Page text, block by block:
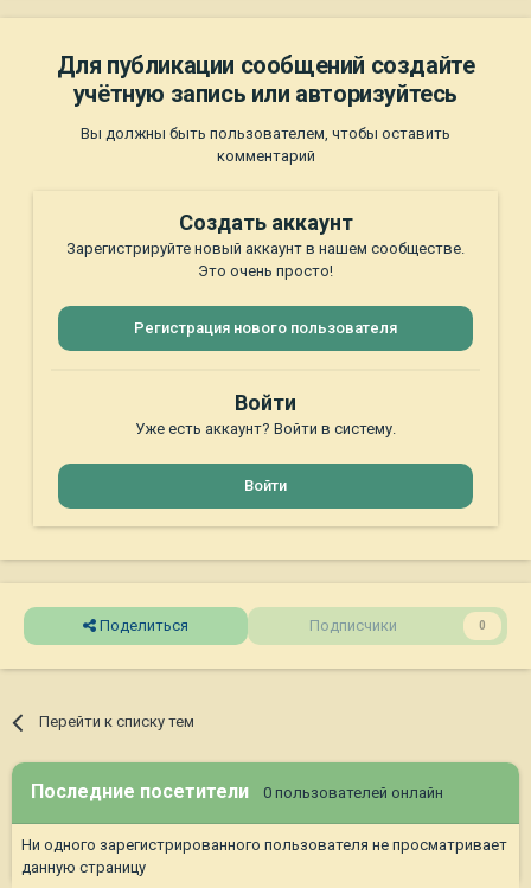
Для публикации сообщений создайте
учётную запись или авторизуйтесь
Вы должны быть пользователем, чтобы оставить
комментарий
Создать аккаунт
Зарегистрируйте новый аккаунт в нашем сообществе.
Это очень просто!
Регистрация нового пользователя
Войти
Уже есть аккаунт? Войти в систему.
Войти
Поделиться Подписчики 0
Перейти к списку тем
Последние посетители 0 пользователей онлайн
Ни одного зарегистрированного пользователя не просматривает
данную страницу